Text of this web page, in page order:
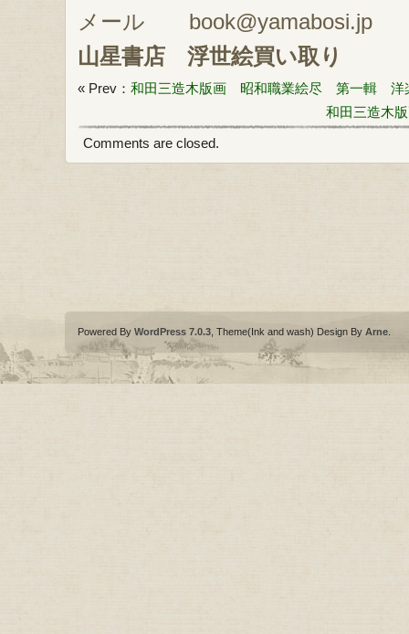
メール book@yamabosi.jp
山星書店
浮世絵買い取り
« Prev： 和田三造木版画 昭和職業絵尽 第一輯 洋
和田三造木
Comments are closed.
Powered By WordPress 7.0.3 , Theme(Ink and wash) Design By Arne